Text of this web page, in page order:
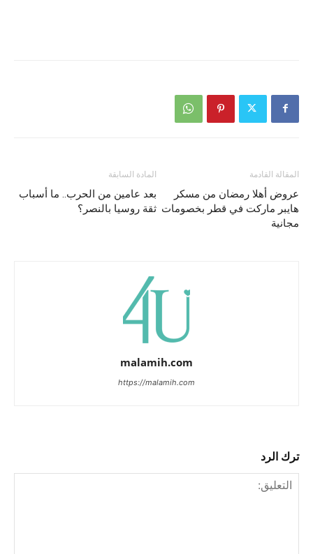
المادة السابقة
بعد عامين من الحرب.. ما أسباب
ثقة روسيا بالنصر؟
المقالة القادمة
عروض أهلا رمضان من مسكر
هايبر ماركت في قطر بخصومات
مجانية
malamih.com
https://malamih.com
ترك الرد